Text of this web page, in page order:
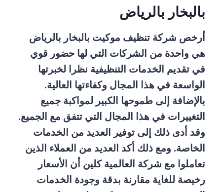
بالبخار بالرياض
أرخص شركة تنظيف موكيت بالبخار بالرياض
هي واحدة من الشركات التي لها حضور قوي
في تقديم الخدمات التنظيفية نظرا لخبرتها
الواسعة في هذا المجال وكفاءتها العالية.
بالإضافة إلى طموحها الكبير لمواكبة جميع
التغييرات في هذا المجال التي تتفق مع الجميع.
وقد أدى ذلك إلى توفير العديد من الخدمات
الخاصة. ومع ذلك أكد العديد من العملاء الذين
تعاملوا مع شركة العالمية كلين أن الأسعار
رخيصة للغاية مقارنة بدقة وجودة الخدمات